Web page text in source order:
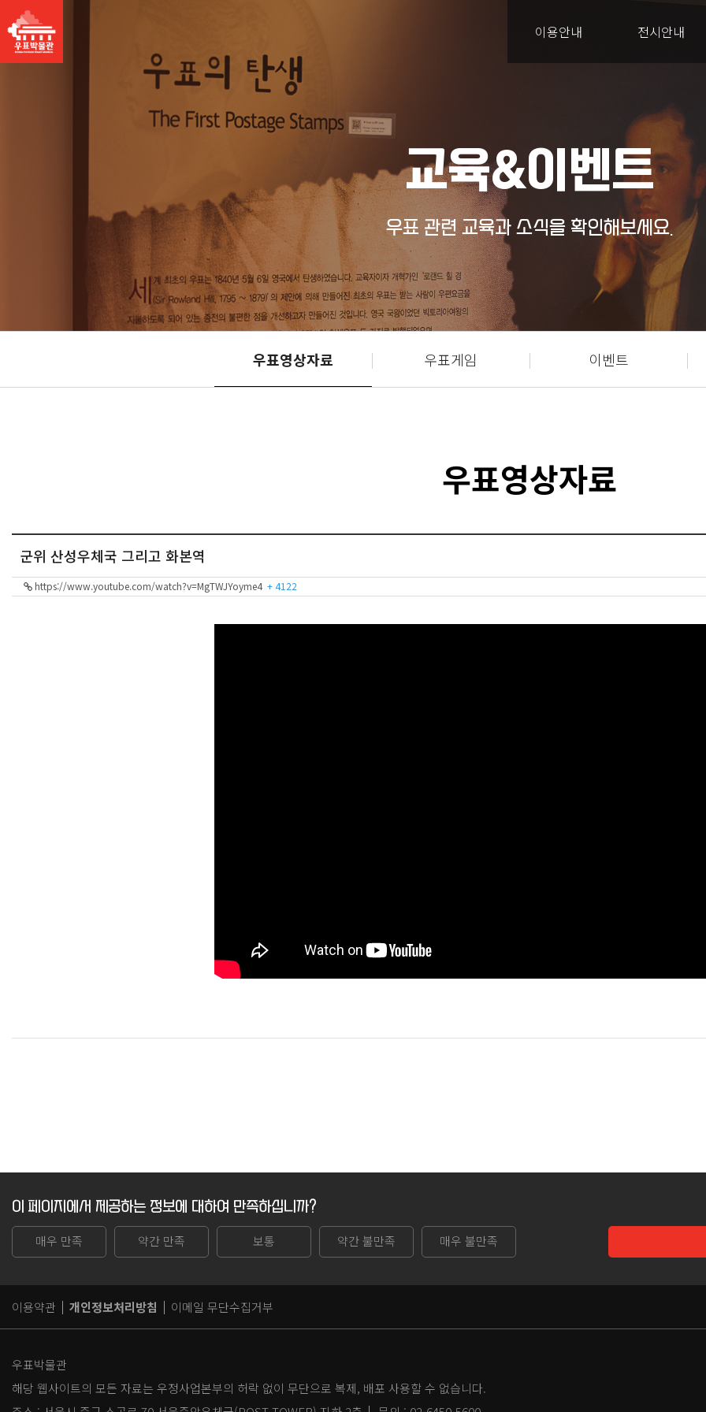
이용안내 전시안내
교육&이벤트
우표 관련 교육과 소식을 확인해보세요.
우표영상자료 우표게임 이벤트
우표영상자료
군위 산성우체국 그리고 화본역
https://www.youtube.com/watch?v=MgTWJYoyme4 + 4122
이 페이지에서 제공하는 정보에 대하여 만족하십니까?
매우 만족 약간 만족 보통 약간 불만족 매우 불만족
이용약관 개인정보처리방침 이메일 무단수집거부
우표박물관
해당 웹사이트의 모든 자료는 우정사업본부의 허락 없이 무단으로 복제, 배포 사용할 수 없습니다.